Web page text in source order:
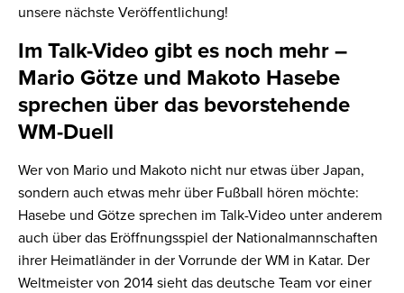
unsere nächste Veröffentlichung!
Im Talk-Video gibt es noch mehr –
Mario Götze und Makoto Hasebe
sprechen über das bevorstehende
WM-Duell
Wer von Mario und Makoto nicht nur etwas über Japan,
sondern auch etwas mehr über Fußball hören möchte:
Hasebe und Götze sprechen im Talk-Video unter anderem
auch über das Eröffnungsspiel der Nationalmannschaften
ihrer Heimatländer in der Vorrunde der WM in Katar. Der
Weltmeister von 2014 sieht das deutsche Team vor einer